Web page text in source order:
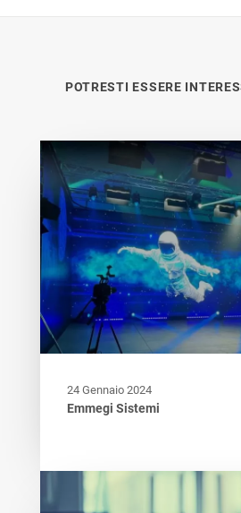
POTRESTI ESSERE
24 Gennaio 2024
Emmegi Sistemi